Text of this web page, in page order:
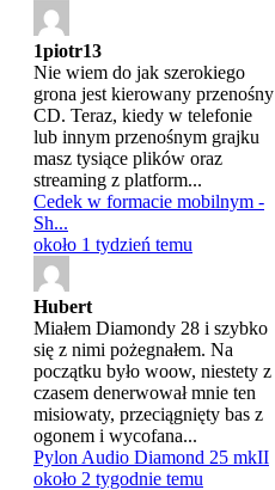
1piotr13
Nie wiem do jak szerokiego
grona jest kierowany przenośny
CD. Teraz, kiedy w telefonie
lub innym przenośnym grajku
masz tysiące plików oraz
streaming z platform...
Cedek w formacie mobilnym -
Sh...
około 1 tydzień temu
Hubert
Miałem Diamondy 28 i szybko
się z nimi pożegnałem. Na
początku było woow, niestety z
czasem denerwował mnie ten
misiowaty, przeciągnięty bas z
ogonem i wycofana...
Pylon Audio Diamond 25 mkII
około 2 tygodnie temu